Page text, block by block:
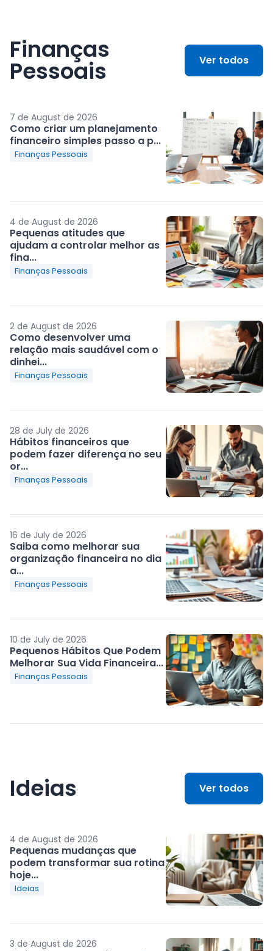
Finanças
Pessoais Ver todos
7 de August de 2026
Como criar um planejamento
financeiro simples passo a p...
Finanças Pessoais
4 de August de 2026
Pequenas atitudes que
ajudam a controlar melhor as
fina...
Finanças Pessoais
2 de August de 2026
Como desenvolver uma
relação mais saudável com o
dinhei...
Finanças Pessoais
28 de July de 2026
Hábitos financeiros que
podem fazer diferença no seu
or...
Finanças Pessoais
16 de July de 2026
Saiba como melhorar sua
organização financeira no dia
a...
Finanças Pessoais
10 de July de 2026
Pequenos Hábitos Que Podem
Melhorar Sua Vida Financeira...
Finanças Pessoais
Ideias Ver todos
4 de August de 2026
Pequenas mudanças que
podem transformar sua rotina
hoje...
Ideias
3 de August de 2026